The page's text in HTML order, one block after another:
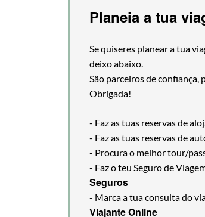
Planeia a tua
Se quiseres planear a tua
deixo abaixo.
São parceiros de confiança,
Obrigada!
- Faz as tuas reservas de
- Faz as tuas reservas de
- Procura o melhor tour/
- Faz o teu Seguro de
Seguros
- Marca a tua consulta do
Viajante Online